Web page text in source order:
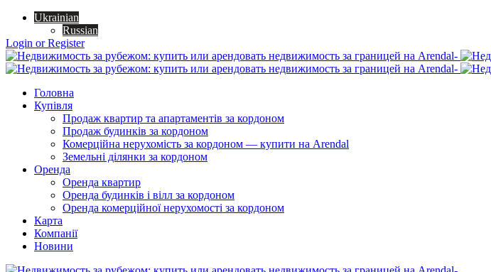
Ukrainian
Russian
Login or Register
Головна
Купівля
Продаж квартир та апартаментів за кордоном
Продаж будинків за кордоном
Комерційна нерухомість за кордоном — купити на Arendal
Земельні ділянки за кордоном
Оренда
Оренда квартир
Оренда будинків і вілл за кордоном
Оренда комерційної нерухомості за кордоном
Карта
Компанії
Новини